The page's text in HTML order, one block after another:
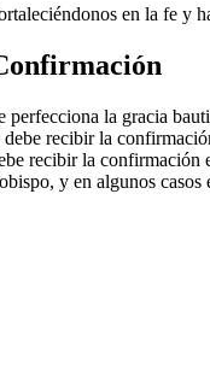
en la fe y
perfecciona la gracia
debe recibir la
recibir la confirmación
y en algunos casos